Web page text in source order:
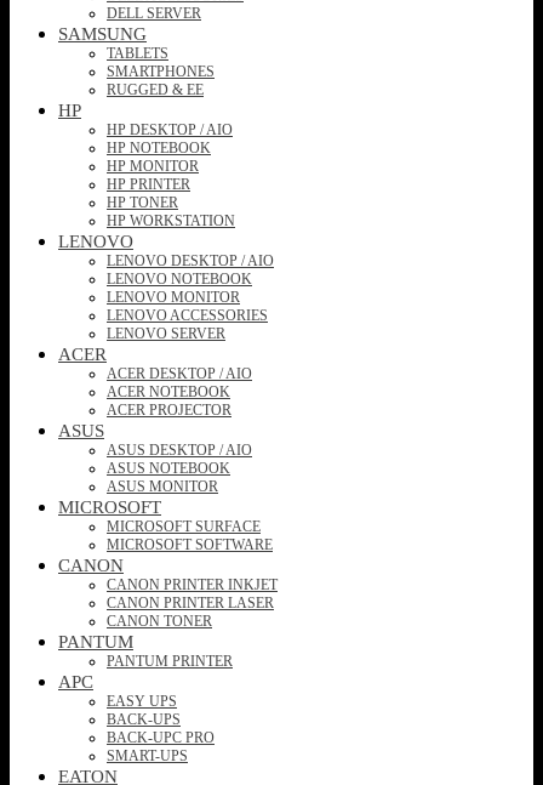
DELL SERVER
SAMSUNG
TABLETS
SMARTPHONES
RUGGED & EE
HP
HP DESKTOP / AIO
HP NOTEBOOK
HP MONITOR
HP PRINTER
HP TONER
HP WORKSTATION
LENOVO
LENOVO DESKTOP / AIO
LENOVO NOTEBOOK
LENOVO MONITOR
LENOVO ACCESSORIES
LENOVO SERVER
ACER
ACER DESKTOP / AIO
ACER NOTEBOOK
ACER PROJECTOR
ASUS
ASUS DESKTOP / AIO
ASUS NOTEBOOK
ASUS MONITOR
MICROSOFT
MICROSOFT SURFACE
MICROSOFT SOFTWARE
CANON
CANON PRINTER INKJET
CANON PRINTER LASER
CANON TONER
PANTUM
PANTUM PRINTER
APC
EASY UPS
BACK-UPS
BACK-UPC PRO
SMART-UPS
EATON